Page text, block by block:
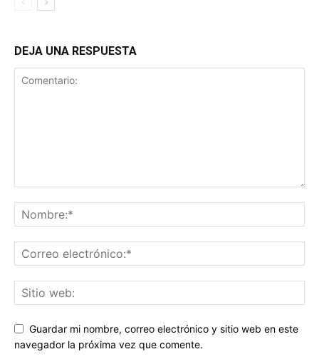
DEJA UNA RESPUESTA
Guardar mi nombre, correo electrónico y sitio web en este
navegador la próxima vez que comente.